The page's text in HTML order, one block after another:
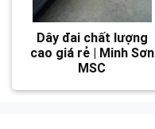
Dây đai chất lượng
cao giá rẻ | Minh Sơn
MSC